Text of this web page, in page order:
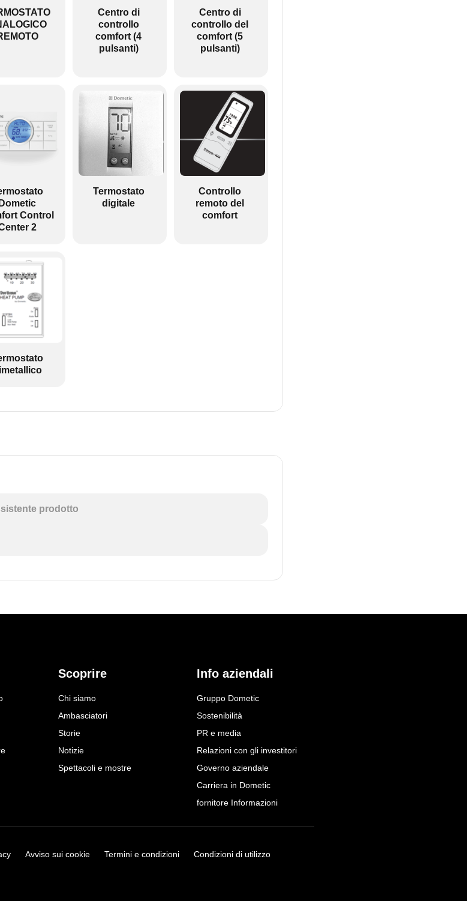
Centro di
controllo
comfort (4
pulsanti)
Centro di
controllo del
comfort (5
pulsanti)
Dometic
Control
2
Termostato
digitale
Controllo
remoto del
comfort
prodotto
Scoprire
Chi siamo
Ambasciatori
Storie
Notizie
Spettacoli e mostre
Info aziendali
Gruppo Dometic
Sostenibilità
PR e media
Relazioni con gli investitori
Governo aziendale
Carriera in Dometic
fornitore Informazioni
Avviso sui cookie Termini e condizioni Condizioni di utilizzo